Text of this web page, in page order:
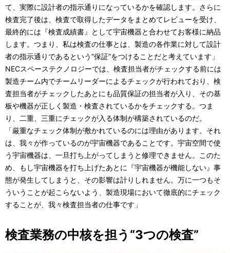
て、実際に設計者の指示通りになっているかを確認します。さらに
検査完了後は、検査で取得したデータをまとめてレビューを受け、
最終的には『検査成績書』として宇宙機器と合わせてお客様に納品
します。つまり、私は検査の仕事とは、製造の各作業に対して設計
者の指示通りであるという“保証”をつけることだと考えています」
NECスペーステクノロジーでは、検査担当者がチェックする前には
製造チーム内でチームリーダーによるチェックが行われており、検
査担当者がチェックしたあとにも品質保証の担当者が入り、その基
板や機器が正しく製造・検査されているかをチェックする。つま
り、二重、三重にチェックが入る体制が構築されているのだ。
「厳重なチェック体制が敷かれているのには理由があります。それ
は、我々が作っているのが宇宙機器であることです。宇宙空間で使
う宇宙機器は、一旦打ち上がってしまうと修理できません。このた
め、もし宇宙機器を打ち上げたあとに『宇宙機器が機能しない』事
態が発生してしまうと、その影響は計りしれません。万に一つもそ
ういうことが起こらないよう、製造現場において徹底的にチェック
することが、我々検査担当者の仕事です」
検査業務の中核を担う“3つの検査”